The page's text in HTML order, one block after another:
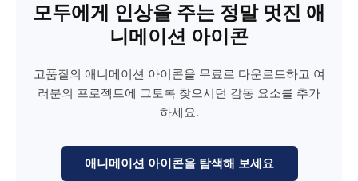
모두에게 인상을 주는 정말 멋진 애
니메이션 아이콘
고품질의 애니메이션 아이콘을 무료로 다운로드하고 여
러분의 프로젝트에 그토록 찾으시던 감동 요소를 추가
하세요.
애니메이션 아이콘을 탐색해 보세요